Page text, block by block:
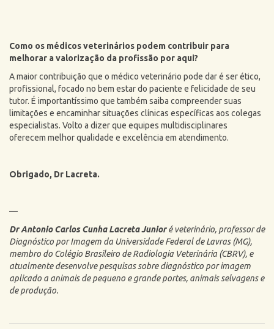
Como os médicos veterinários podem contribuir para
melhorar a valorização da profissão por aqui?
A maior contribuição que o médico veterinário pode dar é ser ético,
profissional, focado no bem estar do paciente e felicidade de seu
tutor. É importantíssimo que também saiba compreender suas
limitações e encaminhar situações clínicas específicas aos colegas
especialistas. Volto a dizer que equipes multidisciplinares
oferecem melhor qualidade e excelência em atendimento.
Obrigado, Dr Lacreta.
—
Dr Antonio Carlos Cunha Lacreta Junioré veterinário, professor de
Diagnóstico por Imagem da Universidade Federal de Lavras (MG),
membro do Colégio Brasileiro de Radiologia Veterinária (CBRV), e
atualmente desenvolve pesquisas sobre diagnóstico por imagem
aplicado a animais de pequeno e grande portes, animais selvagens e
de produção.